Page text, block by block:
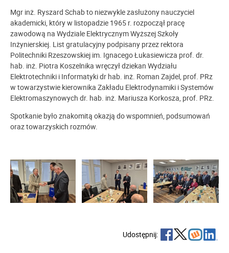
Mgr inż. Ryszard Schab to niezwykle zasłużony nauczyciel
akademicki, który w listopadzie 1965 r. rozpoczął pracę
zawodową na Wydziale Elektrycznym Wyższej Szkoły
Inżynierskiej. List gratulacyjny podpisany przez rektora
Politechniki Rzeszowskiej im. Ignacego Łukasiewicza prof. dr.
hab. inż. Piotra Koszelnika wręczył dziekan Wydziału
Elektrotechniki i Informatyki dr hab. inż. Roman Zajdel, prof. PRz
w towarzystwie kierownika Zakładu Elektrodynamiki i Systemów
Elektromaszynowych dr. hab. inż. Mariusza Korkosza, prof. PRz.
Spotkanie było znakomitą okazją do wspomnień, podsumowań
oraz towarzyskich rozmów.
Udostępnij: